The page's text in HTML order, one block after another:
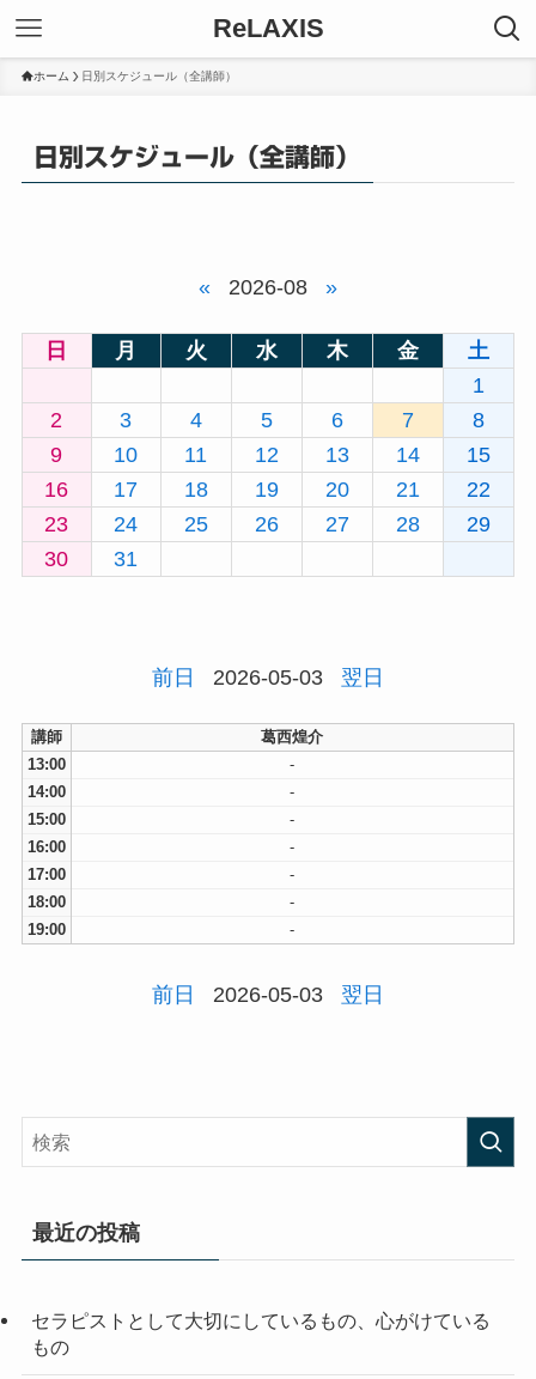
ReLAXIS
ホーム 日別スケジュール（全講師）
日別スケジュール（全講師）
« 2026-08 »
日 月 火 水 木 金
土
1
2
3 4 5 6 7
8
9
10 11 12 13 14
15
16
17 18 19 20 21
22
23
24 25 26 27 28
29
30
31
前日 2026-05-03 翌日
講師
葛西煌介
13:00
-
14:00
-
15:00
-
16:00
-
17:00
-
18:00
-
19:00
-
前日 2026-05-03 翌日
最近の投稿
セラピストとして大切にしているもの、心がけている
もの